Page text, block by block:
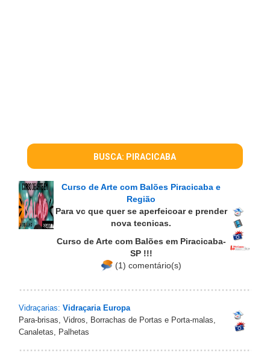
BUSCA: PIRACICABA
Curso de Arte com Balões Piracicaba e
Região
Para vc que quer se aperfeicoar e prender
nova tecnicas.
Curso de Arte com Balões em Piracicaba-
SP !!!
(1) comentário(s)
Vidraçarias: Vidraçaria Europa
Para-brisas, Vidros, Borrachas de Portas e Porta-malas,
Canaletas, Palhetas